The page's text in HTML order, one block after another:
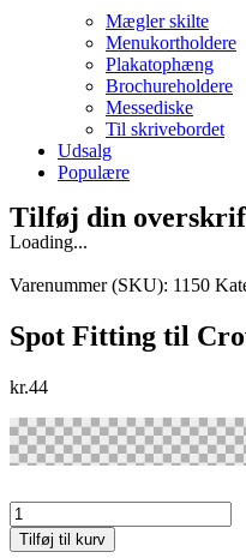
Mægler skilte
Menukortholdere
Plakatophæng
Brochureholdere
Messediske
Til skrivebordet
Udsalg
Populære
Tilføj din
Loading...
Varenummer (SKU): 1150
Spot Fitting til
kr.44
Spot
Fitting
til
Tilføj til kurv